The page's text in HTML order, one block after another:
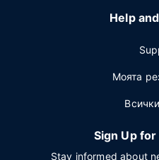
Help
Моята
Sign Up
Stay informed about